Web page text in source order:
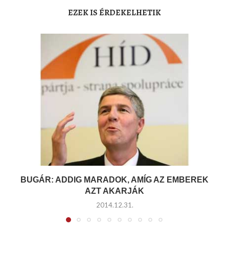
EZEK IS ÉRDEKELHETIK
BUGÁR: ADDIG MARADOK, AMÍG AZ EMBEREK
AZT AKARJÁK
2014.12.31.